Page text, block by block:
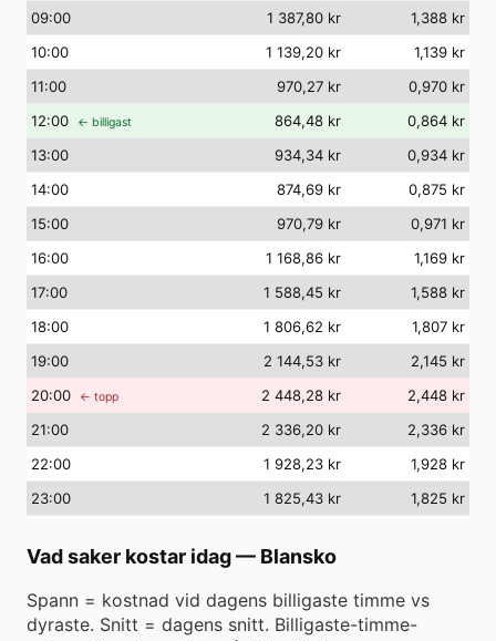
09:00 1 387,80 kr
1,388 kr
10:00 1 139,20 kr
1,139 kr
11:00 970,27 kr
0,970 kr
12:00 ← billigast 864,48 kr
0,864 kr
13:00 934,34 kr
0,934 kr
14:00 874,69 kr
0,875 kr
15:00 970,79 kr
0,971 kr
16:00 1 168,86 kr
1,169 kr
17:00 1 588,45 kr
1,588 kr
18:00 1 806,62 kr
1,807 kr
19:00 2 144,53 kr
2,145 kr
20:00 ← topp 2 448,28 kr
2,448 kr
21:00 2 336,20 kr
2,336 kr
22:00 1 928,23 kr
1,928 kr
23:00 1 825,43 kr 1,825 kr
Vad saker kostar idag— Blansko
Spann = kostnad vid dagens billigaste timme vs
dyraste. Snitt = dagens snitt. Billigaste-timme-